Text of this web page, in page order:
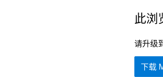
此浏
请升级
下载